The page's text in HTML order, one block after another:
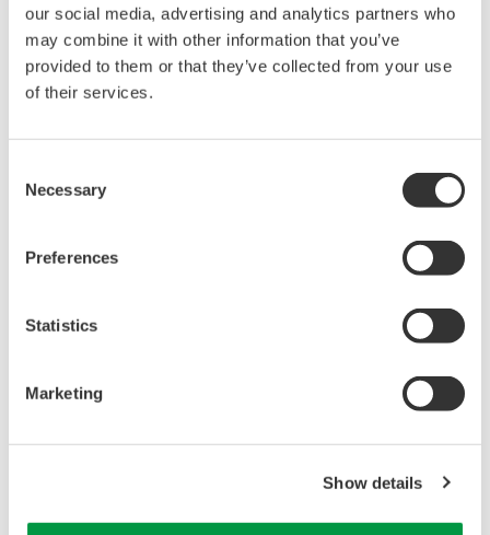
our social media, advertising and analytics partners who
may combine it with other information that you’ve
provided to them or that they’ve collected from your use
of their services.
Selection
Necessary
Preferences
Statistics
Marketing
Show details
Optische Messtechnik
Yokogawa bietet Lösungen für
Messungen sowohl an
die Nachrichtentechnik und die allgemeine Optik an.
Fasern mit hoher Kapazität und neuen Bauteiltechnologien
Wellenlängenbereich vom sichtbaren bis in den infraroten
Bereich um 2,5µm abgedeckt.
Optische
Produktlinie der hochwertigen